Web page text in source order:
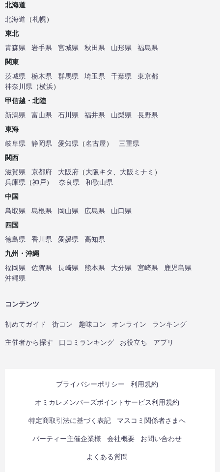
北海道
北海道 （札幌）
東北
青森県
岩手県 宮城県 秋田県 山形県
福島県
関東
茨城県
栃木県 群馬県 埼玉県 千葉県
東京都
神奈川県 （横浜）
甲信越・北陸
新潟県
富山県 石川県 福井県 山梨県
長野県
東海
岐阜県
静岡県 愛知県 （名古屋）
三重県
関西
滋賀県
京都府 大阪府 （大阪キタ 大阪ミナミ ）
兵庫県 （神戸） 奈良県
和歌山県
中国
鳥取県
島根県 岡山県 広島県
山口県
四国
徳島県
香川県 愛媛県
高知県
九州・沖縄
福岡県
佐賀県 長崎県 熊本県 大分県 宮崎県
鹿児島県
沖縄県
コンテンツ
初めてガイド 街コン 趣味コン オンライン ランキング
主催者から探す 口コミランキング お役立ち アプリ
プライバシーポリシー 利用規約
オミカレメンバーズポイントサービス利用規約
特定商取引法に基づく表記 マスコミ関係者さまへ
パーティー主催企業様 会社概要 お問い合わせ
よくある質問